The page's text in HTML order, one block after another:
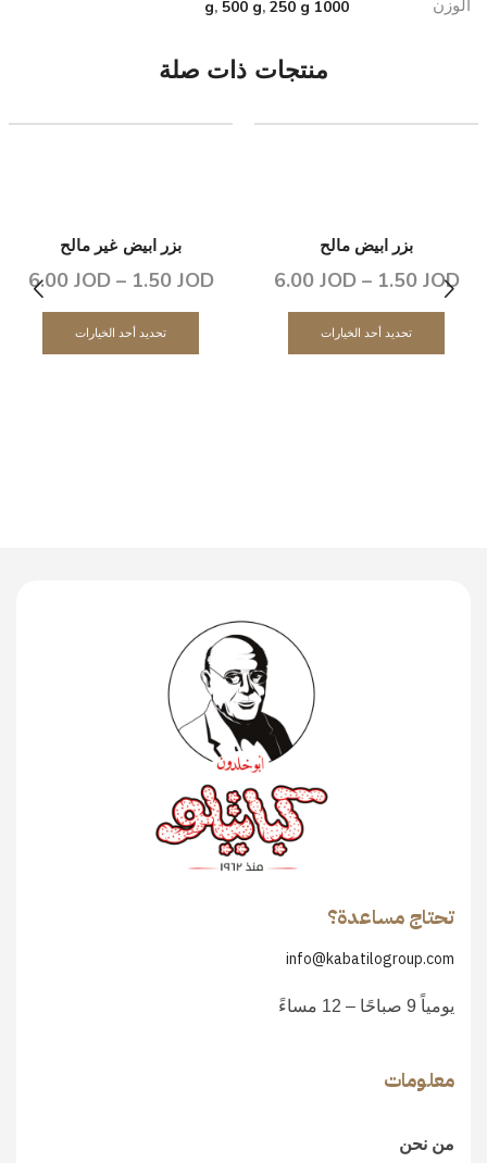
الوزن 1000 g
, 500 g,250 g
منتجات ذات صلة
بزر ابيض مالح
1.50 JOD
–
6.00 JOD
تحديد أحد الخيارات
بزر ابيض غير مالح
1.50 JOD
–
6.00 JOD
تحديد أحد الخيارات
تحتاج مساعدة؟
info@kabatilogroup.com
يومياً 9 صباحًا – 12 مساءً
معلومات
من نحن